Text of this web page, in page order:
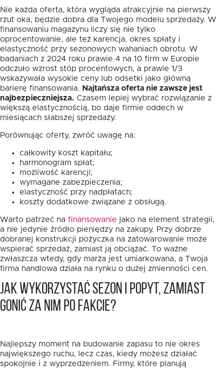
Nie każda oferta, która wygląda atrakcyjnie na pierwszy
rzut oka, będzie dobra dla Twojego modelu sprzedaży. W
finansowaniu magazynu liczy się nie tylko
oprocentowanie, ale też karencja, okres spłaty i
elastyczność przy sezonowych wahaniach obrotu. W
badaniach z 2024 roku prawie 4 na 10 firm w Europie
odczuło wzrost stóp procentowych, a prawie 1/3
wskazywała wysokie ceny lub odsetki jako główną
barierę finansowania. Najtańsza oferta nie zawsze jest
najbezpieczniejsza. Czasem lepiej wybrać rozwiązanie z
większą elastycznością, bo daje firmie oddech w
miesiącach słabszej sprzedaży.
Porównując oferty, zwróć uwagę na:
całkowity koszt kapitału;
harmonogram spłat;
możliwość karencji;
wymagane zabezpieczenia;
elastyczność przy nadpłatach;
koszty dodatkowe związane z obsługą.
Warto patrzeć na finansowanie jako na element strategii,
a nie jedynie źródło pieniędzy na zakupy. Przy dobrze
dobranej konstrukcji pożyczka na zatowarowanie może
wspierać sprzedaż, zamiast ją obciążać. To ważne
zwłaszcza wtedy, gdy marża jest umiarkowana, a Twoja
firma handlowa działa na rynku o dużej zmienności cen.
Jak wykorzystać sezon i popyt, zamiast
gonić za nim po fakcie?
Najlepszy moment na budowanie zapasu to nie okres
największego ruchu, lecz czas, kiedy możesz działać
spokojnie i z wyprzedzeniem. Firmy, które planują